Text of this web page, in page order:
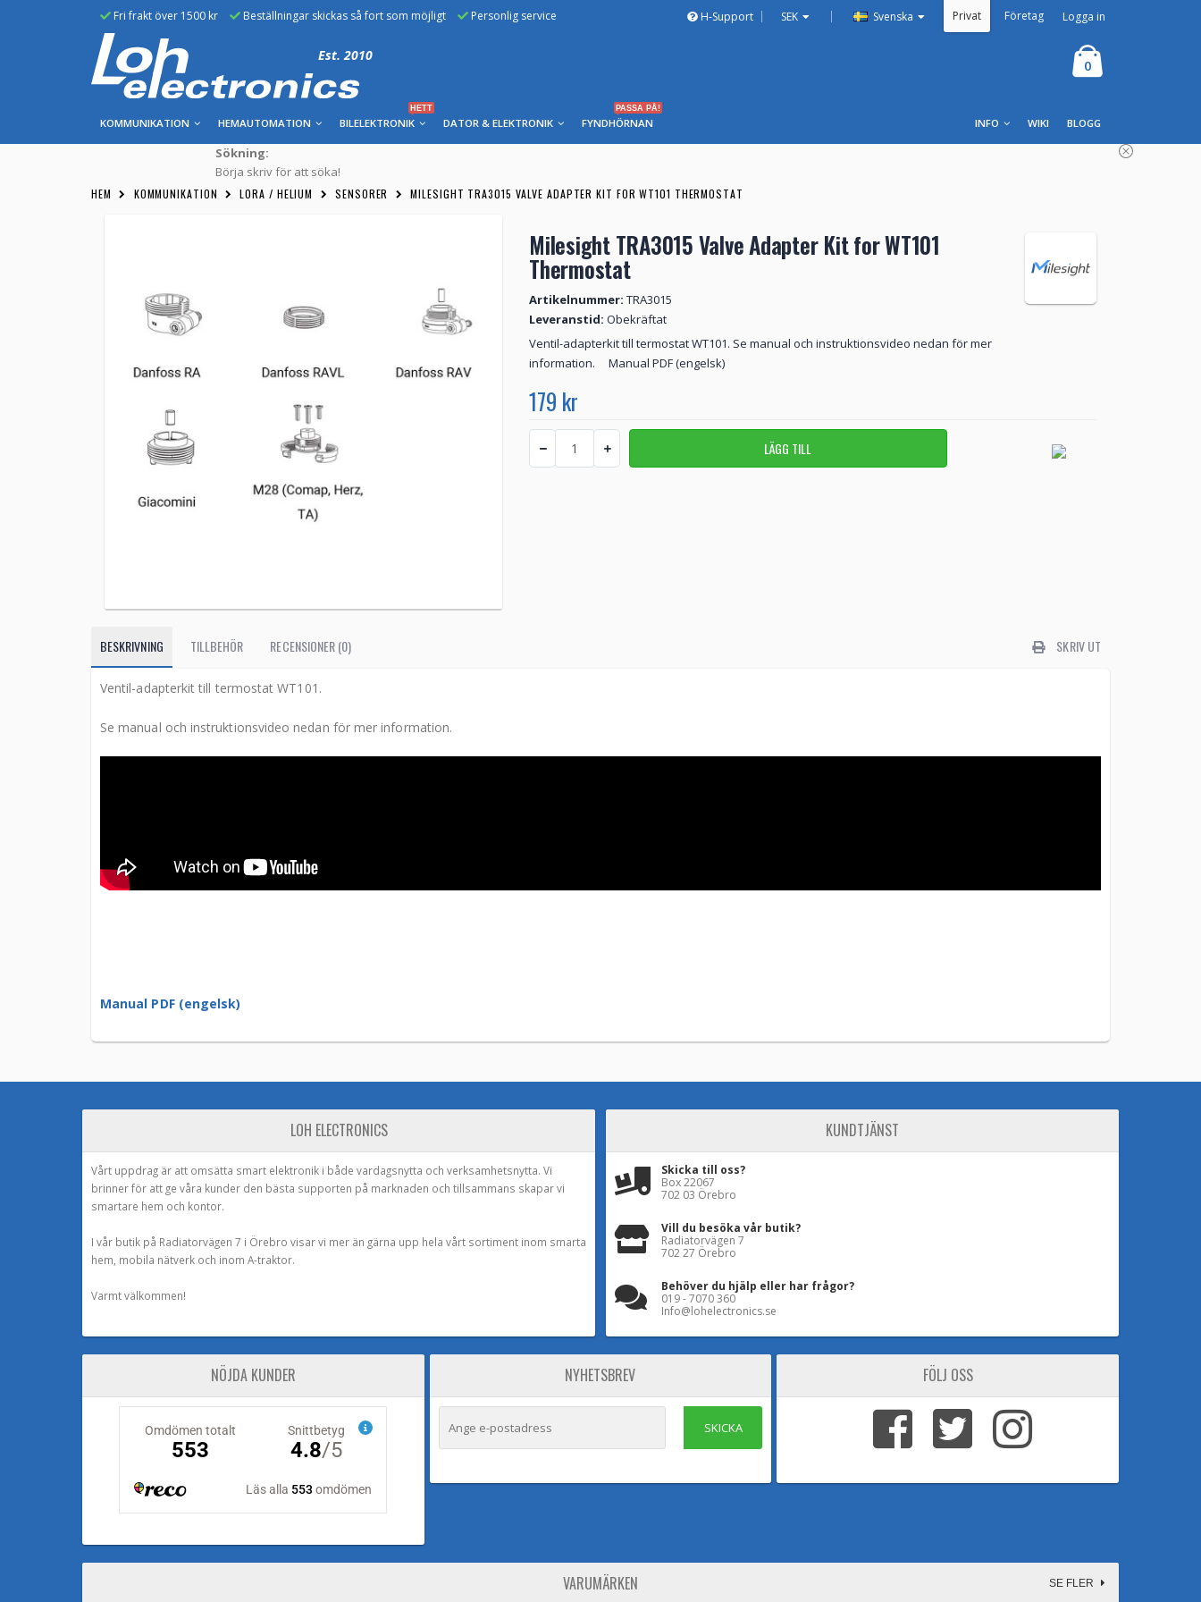
Fri frakt över 1500 kr Beställningar skickas så fort som möjligt Personlig service H-Support SEK | Svenska Privat Företag Logga in
Est. 2010
0
KOMMUNIKATION HEMAUTOMATION BILELEKTRONIK
HETT
DATOR & ELEKTRONIK FYNDHÖRNAN
PASSA PÅ!
BLOGG
WIKI
INFO
Sökning:
Börja skriv för att söka!
HEM KOMMUNIKATION LORA / HELIUM SENSORER MILESIGHT TRA3015 VALVE ADAPTER KIT FOR WT101 THERMOSTAT
Milesight TRA3015 Valve Adapter Kit for WT101
Thermostat
Artikelnummer: TRA3015
Leveranstid: Obekräftat
Ventil-adapterkit till termostat WT101. Se manual och instruktionsvideo nedan för mer
information. Manual PDF (engelsk)
179 kr
BESKRIVNING TILLBEHÖR RECENSIONER (0) SKRIV UT
Ventil-adapterkit till termostat WT101.
Se manual och instruktionsvideo nedan för mer information.
Manual PDF (engelsk)
LOH ELECTRONICS
Vårt uppdrag är att omsätta smart elektronik i både vardagsnytta och verksamhetsnytta. Vi
brinner för att ge våra kunder den bästa supporten på marknaden och tillsammans skapar vi
smartare hem och kontor.
I vår butik på Radiatorvägen 7 i Örebro visar vi mer än gärna upp hela vårt sortiment inom smarta
hem, mobila nätverk och inom A-traktor.
Varmt välkommen!
KUNDTJÄNST
Skicka till oss?
Box 22067
702 03 Örebro
Vill du besöka vår butik?
Radiatorvägen 7
702 27 Örebro
Behöver du hjälp eller har frågor?
019 - 7070 360
Info@lohelectronics.se
NÖJDA KUNDER NYHETSBREV
SKICKA
FÖLJ OSS
VARUMÄRKEN SE FLER